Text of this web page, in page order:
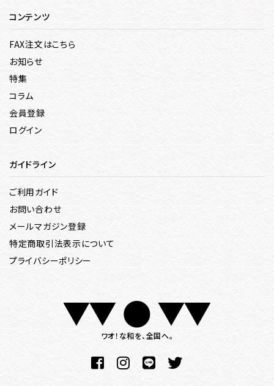
コンテンツ
FAX注文はこちら
お知らせ
特集
コラム
会員登録
ログイン
ガイドライン
ご利用ガイド
お問い合わせ
メールマガジン登録
特定商取引法表示について
プライバシーポリシー
ワオ！な和を、全国へ。